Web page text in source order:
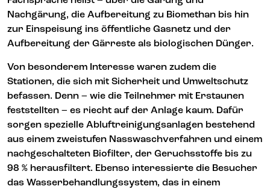
Nachgärung, die Aufbereitung zu Biomethan bis hin
zur Einspeisung ins öffentliche Gasnetz und der
Aufbereitung der Gärreste als biologischen Dünger.
Von besonderem Interesse waren zudem die
Stationen, die sich mit Sicherheit und Umweltschutz
befassen. Denn – wie die Teilnehmer mit Erstaunen
feststellten – es riecht auf der Anlage kaum. Dafür
sorgen spezielle Abluftreinigungsanlagen bestehend
aus einem zweistufen Nasswaschverfahren und einem
nachgeschalteten Biofilter, der Geruchsstoffe bis zu
98 % herausfiltert. Ebenso interessierte die Besucher
das Wasserbehandlungssystem, das in einem